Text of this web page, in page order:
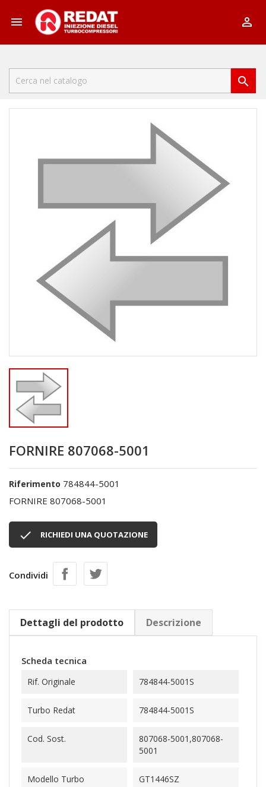
 

FORNIRE 807068-5001
Riferimento 784844-5001
FORNIRE 807068-5001
 RICHIEDI UNA QUOTAZIONE
Condividi
Dettagli del prodotto Descrizione
Scheda tecnica
Rif. Originale 784844-5001S
Turbo Redat 784844-5001S
Cod. Sost.
807068-5001,807068-
5001
Modello Turbo GT1446SZ